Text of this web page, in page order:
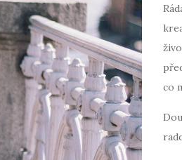
co